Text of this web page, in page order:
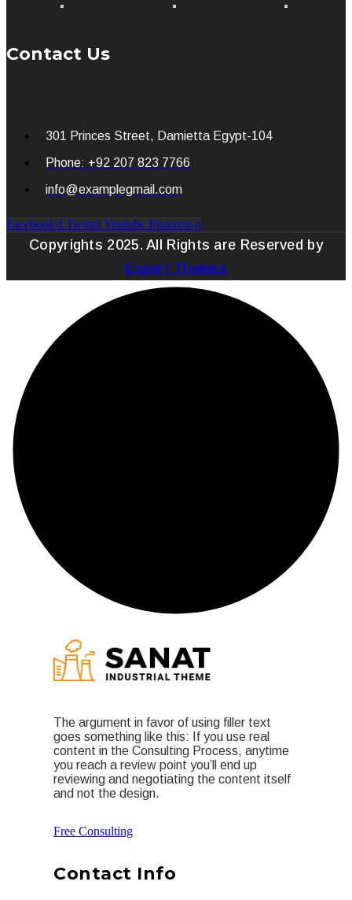
Contact Us
301 Princes Street, Damietta Egypt-104
Phone: +92 207 823 7766
info@examplegmail.com
Facebook-f TwitterYoutube Pinterest-p
Copyrights 2025. All Rights are Reserved by
Expert Themes
The argument in favor of using filler text
goes something like this: If you use real
content in the Consulting Process, anytime
you reach a review point you’ll end up
reviewing and negotiating the content itself
and not the design.
Free Consulting
Contact Info